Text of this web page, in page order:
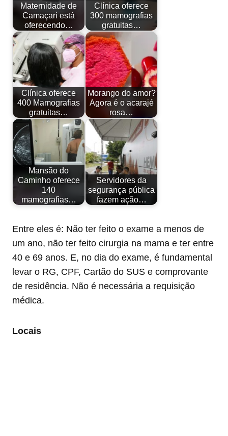
Maternidade de
Camaçari está
oferecendo…
Clínica oferece
300 mamografias
gratuitas…
Clínica oferece
400 Mamografias
gratuitas…
Morango do amor?
Agora é o acarajé
rosa…
Mansão do
Caminho oferece
140
mamografias…
Servidores da
segurança pública
fazem ação…
Entre eles é: Não ter feito o exame a menos de
um ano, não ter feito cirurgia na mama e ter entre
40 e 69 anos. E, no dia do exame, é fundamental
levar o RG, CPF, Cartão do SUS e comprovante
de residência. Não é necessária a requisição
médica.
Locais